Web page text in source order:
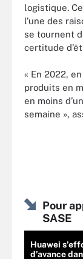
logistique.
l’une des
se tournent
certitude
« En 2022,
produits en
en moins
semaine »,
Pour
SASE
Huawei
d’avance